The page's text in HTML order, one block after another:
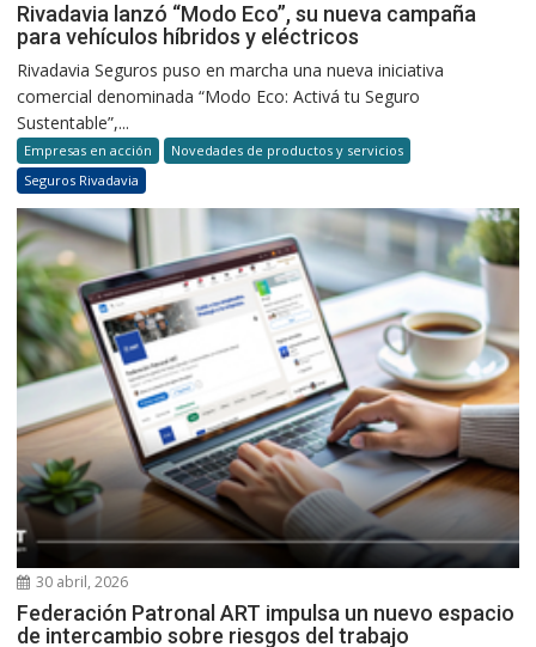
Rivadavia lanzó “Modo Eco”, su nueva campaña
para vehículos híbridos y eléctricos
Rivadavia Seguros puso en marcha una nueva iniciativa
comercial denominada “Modo Eco: Activá tu Seguro
Sustentable”,...
Empresas en acción
Novedades de productos y servicios
Seguros Rivadavia
30 abril, 2026
Federación Patronal ART impulsa un nuevo espacio
de intercambio sobre riesgos del trabajo